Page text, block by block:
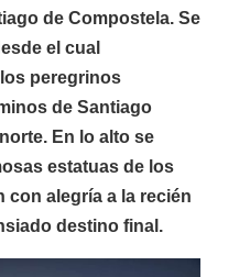
de Compostela. Se
el cual
peregrinos
de Santiago
En lo alto se
estatuas de los
con alegría a la recién
destino final.